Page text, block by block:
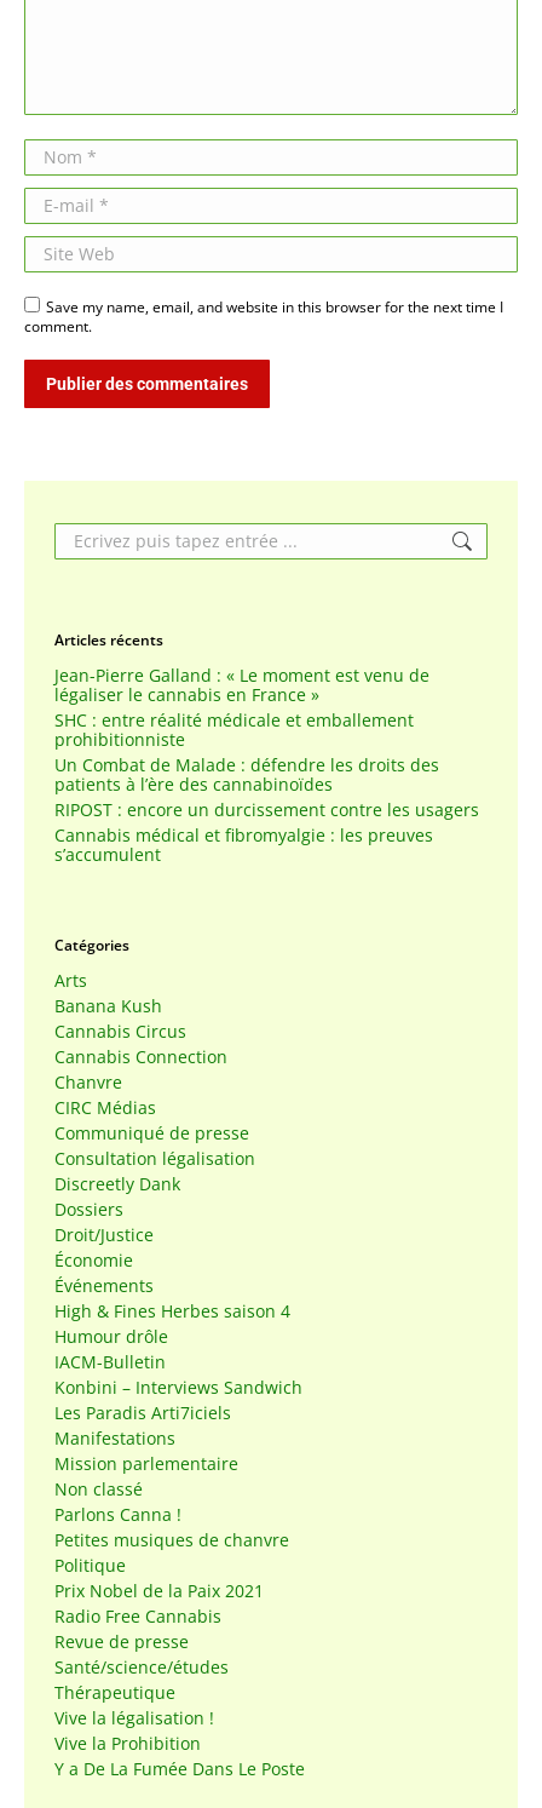
Nom *
E-mail *
Site Web
Save my name, email, and website in this browser for the next time I
comment.
Publier des commentaires
Search:
Articles récents
Jean-Pierre Galland : « Le moment est venu de
légaliser le cannabis en France »
SHC : entre réalité médicale et emballement
prohibitionniste
Un Combat de Malade : défendre les droits des
patients à l’ère des cannabinoïdes
RIPOST : encore un durcissement contre les usagers
Cannabis médical et fibromyalgie : les preuves
s’accumulent
Catégories
Arts
Banana Kush
Cannabis Circus
Cannabis Connection
Chanvre
CIRC Médias
Communiqué de presse
Consultation légalisation
Discreetly Dank
Dossiers
Droit/Justice
Économie
Événements
High & Fines Herbes saison 4
Humour drôle
IACM-Bulletin
Konbini – Interviews Sandwich
Les Paradis Arti7iciels
Manifestations
Mission parlementaire
Non classé
Parlons Canna !
Petites musiques de chanvre
Politique
Prix Nobel de la Paix 2021
Radio Free Cannabis
Revue de presse
Santé/science/études
Thérapeutique
Vive la légalisation !
Vive la Prohibition
Y a De La Fumée Dans Le Poste